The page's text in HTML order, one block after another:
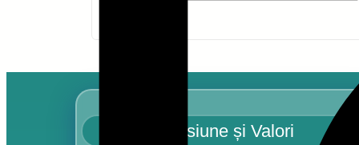
Misiune și Valori